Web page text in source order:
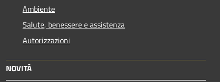
Ambiente
Salute, benessere e assistenza
Autorizzazioni
NOVITÀ